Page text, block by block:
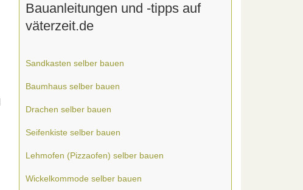
Bauanleitungen und -tipps auf
väterzeit.de
Sandkasten selber bauen
Baumhaus selber bauen
Drachen selber bauen
Seifenkiste selber bauen
Lehmofen (Pizzaofen) selber bauen
Wickelkommode selber bauen